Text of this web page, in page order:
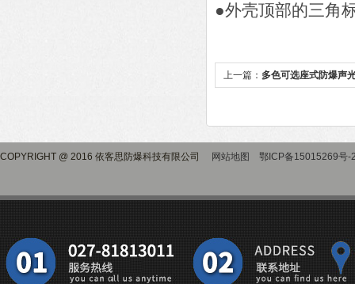
●外壳顶部的三角
上一篇： 多色可选座式防爆声
COPYRIGHT @ 2016 依客思防爆科技有限公司 网站地图 鄂ICP备15015269号-